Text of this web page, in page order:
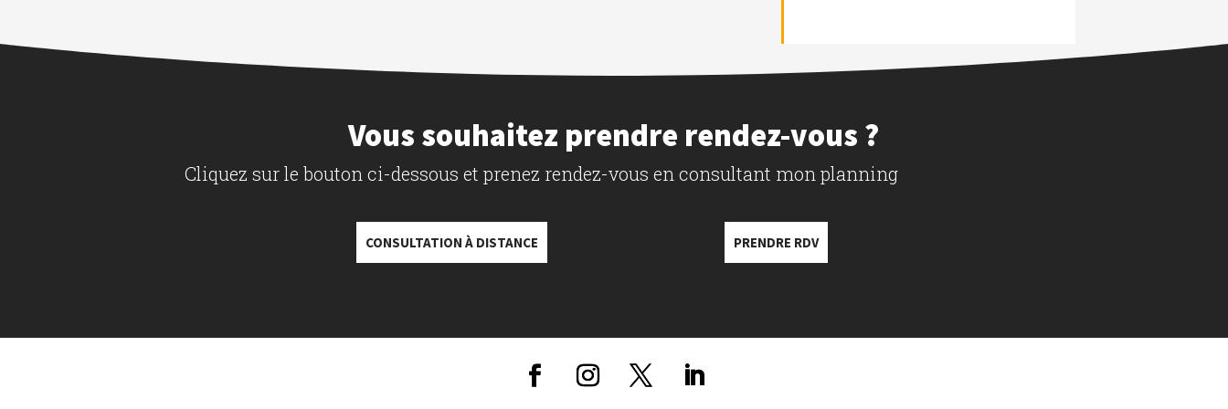
Vous souhaitez prendre rendez-vous ?
Cliquez sur le bouton ci-dessous et prenez rendez-vous en consultant mon planning
CONSULTATION À DISTANCE PRENDRE RDV